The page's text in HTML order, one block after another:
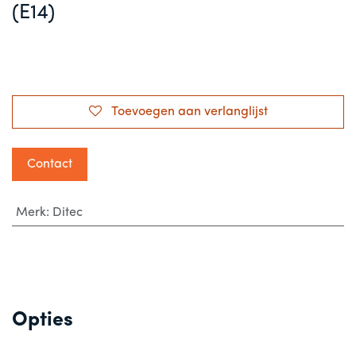
(E14)
Toevoegen aan verlanglijst
Contact
Merk: Ditec
Opties